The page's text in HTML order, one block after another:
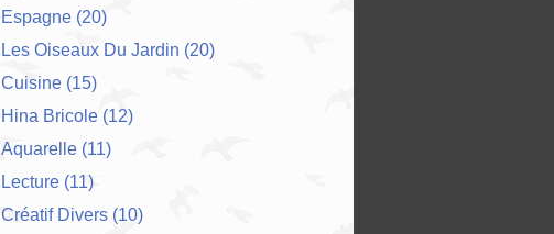
Espagne (20)
Les Oiseaux Du Jardin (20)
Cuisine (15)
Hina Bricole (12)
Aquarelle (11)
Lecture (11)
Créatif Divers (10)